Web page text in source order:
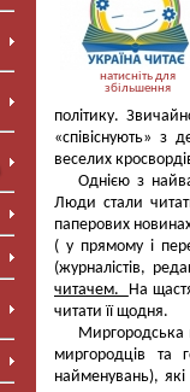
натисніть для
збільшення
політику.
«співіснують»
веселих
Однією з
Люди стали
паперових
( у прямому і
(журналістів,
читачем. На
читати її щодня.
Миргородська
миргородців та
найменувань),